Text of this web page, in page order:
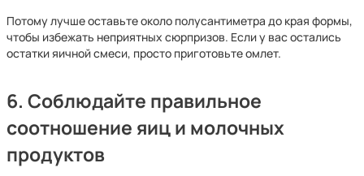
Потому лучше оставьте около полусантиметра до края формы,
чтобы избежать неприятных сюрпризов. Если у вас остались
остатки яичной смеси, просто приготовьте омлет.
6. Соблюдайте правильное
соотношение яиц и молочных
продуктов